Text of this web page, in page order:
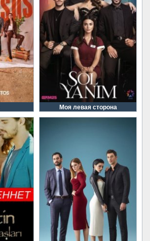
Моя левая сторона